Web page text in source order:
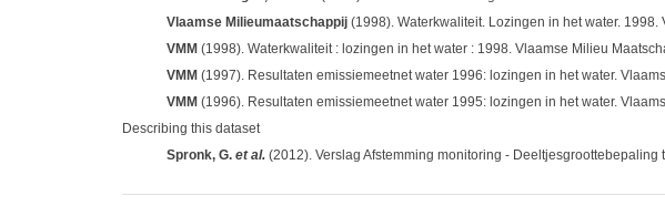
Vlaamse Milieumaatschappij(1998). Waterkwaliteit. Lozingen in het water. 1998.
VMM (1998). Waterkwaliteit : lozingen in het water : 1998. Vlaamse Milieu
VMM (1997). Resultaten emissiemeetnet water 1996: lozingen in het water.
VMM (1996). Resultaten emissiemeetnet water 1995: lozingen in het water.
Describing this dataset
Spronk, G. et al.(2012). Verslag Afstemming monitoring -